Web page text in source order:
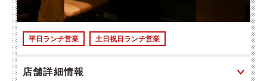
平日ランチ営業 土日祝日ランチ営業
店舗詳細情報